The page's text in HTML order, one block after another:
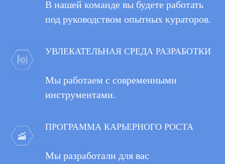
В нашей команде вы будете работать
под руководством опытных кураторов.
УВЛЕКАТЕЛЬНАЯ СРЕДА РАЗРАБОТКИ
Мы работаем с современными
инструментами.
ПРОГРАММА КАРЬЕРНОГО РОСТА
Мы разработали для вас